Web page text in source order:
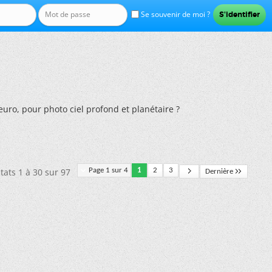
Se souvenir de moi ?
pour photo ciel profond et planétaire ?
Page 1 sur 4 1 2 3 Dernière
1 à 30 sur 97